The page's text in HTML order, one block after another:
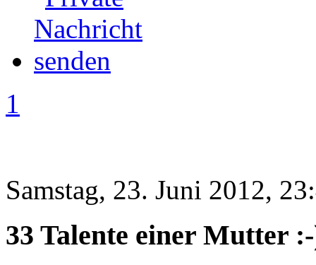
1
Samstag, 23. Juni 2012,
33 Talente einer Mutter